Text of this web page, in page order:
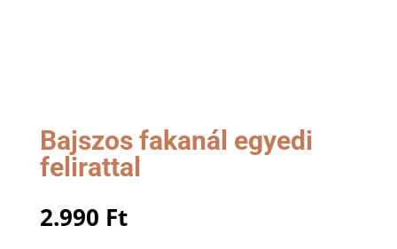
Bajszos fakanál egyedi
felirattal
2.990 Ft